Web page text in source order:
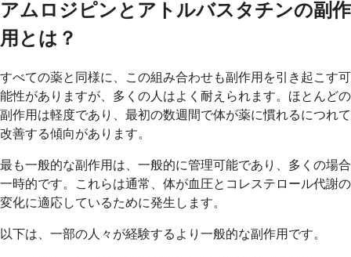
アムロジピンとアトルバスタチンの副作
用とは？
すべての薬と同様に、この組み合わせも副作用を引き起こす可
能性がありますが、多くの人はよく耐えられます。ほとんどの
副作用は軽度であり、最初の数週間で体が薬に慣れるにつれて
改善する傾向があります。
最も一般的な副作用は、一般的に管理可能であり、多くの場合
一時的です。これらは通常、体が血圧とコレステロール代謝の
変化に適応しているために発生します。
以下は、一部の人々が経験するより一般的な副作用です。